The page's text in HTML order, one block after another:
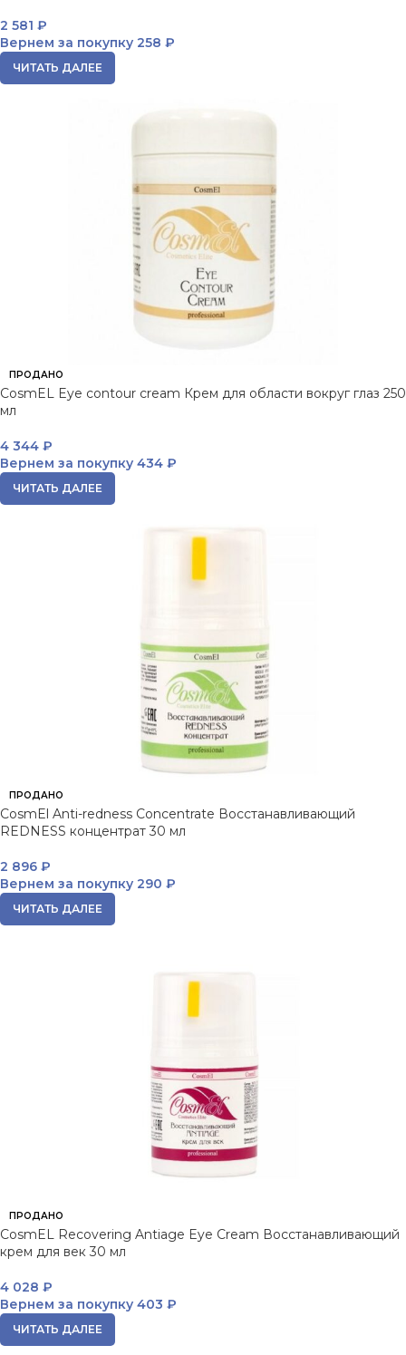
2 581 ₽
Вернем за покупку 258 ₽
ЧИТАТЬ ДАЛЕЕ
ПРОДАНО
CosmEL Eye contour cream Крем для области вокруг глаз 250
мл
4 344 ₽
Вернем за покупку 434 ₽
ЧИТАТЬ ДАЛЕЕ
ПРОДАНО
CosmEl Anti-redness Concentrate Восстанавливающий
REDNESS концентрат 30 мл
2 896 ₽
Вернем за покупку 290 ₽
ЧИТАТЬ ДАЛЕЕ
ПРОДАНО
CosmEL Recovering Antiage Eye Cream Восстанавливающий
крем для век 30 мл
4 028 ₽
Вернем за покупку 403 ₽
ЧИТАТЬ ДАЛЕЕ